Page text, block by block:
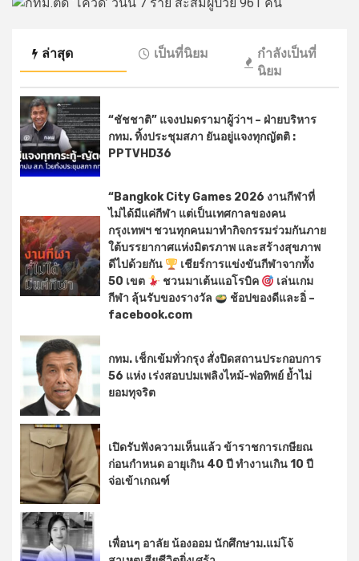
ล่าสุด เป็นที่นิยม
กำลังเป็นที่
นิยม
“ชัชชาติ” แจงปมดรามาผู้ว่าฯ – ฝ่ายบริหาร
กทม. ทิ้งประชุมสภา ยันอยู่แจงทุกญัตติ :
PPTVHD36
“Bangkok City Games 2026 งานกีฬาที่
ไม่ได้มีแค่กีฬา แต่เป็นเทศกาลของคน
กรุงเทพฯ ชวนทุกคนมาทำกิจกรรมร่วมกันภาย
ใต้บรรยากาศแห่งมิตรภาพ และสร้างสุขภาพ
ดีไปด้วยกัน
เชียร์การแข่งขันกีฬาจากทั้ง
50 เขต
ชวนมาเต้นแอโรบิค
เล่นเกม
กีฬา ลุ้นรับของรางวัล
ช้อปของดีและอิ่ –
facebook.com
กทม. เช็กเข้มทั่วกรุง สั่งปิดสถานประกอบการ
56 แห่ง เร่งสอบปมเพลิงไหม้-พ่อทิพย์ ย้ำไม่
ยอมทุจริต
เปิดรับฟังความเห็นแล้ว ข้าราชการเกษียณ
ก่อนกำหนด อายุเกิน 40 ปี ทำงานเกิน 10 ปี
จ่อเข้าเกณฑ์
เพื่อนๆ อาลัย น้องออม นักศึกษาม.แม่โจ้